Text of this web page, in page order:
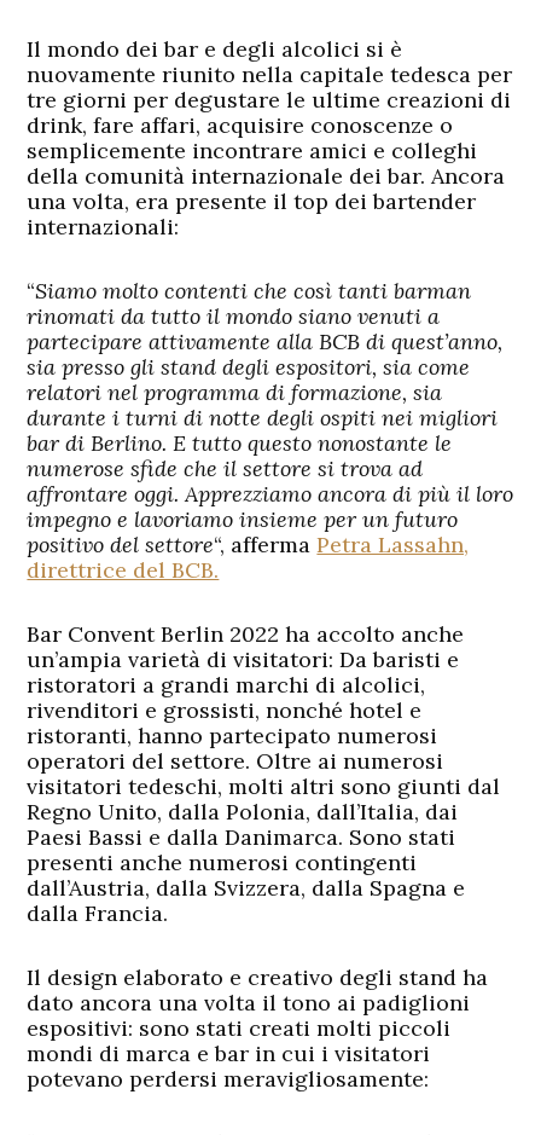
Il mondo dei bar e degli alcolici si è
nuovamente riunito nella capitale tedesca per
tre giorni per degustare le ultime creazioni di
drink, fare affari, acquisire conoscenze o
semplicemente incontrare amici e colleghi
della comunità internazionale dei bar. Ancora
una volta, era presente il top dei bartender
internazionali:
“Siamo molto contenti che così tanti barman
rinomati da tutto il mondo siano venuti a
partecipare attivamente alla BCB di quest’anno,
sia presso gli stand degli espositori, sia come
relatori nel programma di formazione, sia
durante i turni di notte degli ospiti nei migliori
bar di Berlino. E tutto questo nonostante le
numerose sfide che il settore si trova ad
affrontare oggi. Apprezziamo ancora di più il loro
impegno e lavoriamo insieme per un futuro
positivo del settore“, affermaPetra Lassahn,
direttrice del BCB.
Bar Convent Berlin 2022 ha accolto anche
un’ampia varietà di visitatori: Da baristi e
ristoratori a grandi marchi di alcolici,
rivenditori e grossisti, nonché hotel e
ristoranti, hanno partecipato numerosi
operatori del settore. Oltre ai numerosi
visitatori tedeschi, molti altri sono giunti dal
Regno Unito, dalla Polonia, dall’Italia, dai
Paesi Bassi e dalla Danimarca. Sono stati
presenti anche numerosi contingenti
dall’Austria, dalla Svizzera, dalla Spagna e
dalla Francia.
Il design elaborato e creativo degli stand ha
dato ancora una volta il tono ai padiglioni
espositivi: sono stati creati molti piccoli
mondi di marca e bar in cui i visitatori
potevano perdersi meravigliosamente: